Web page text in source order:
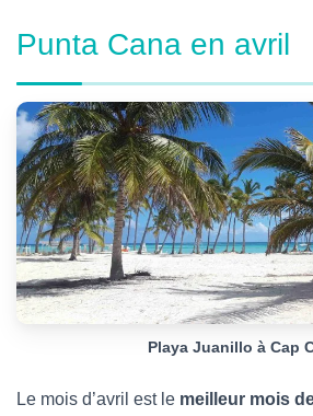
Punta Cana en avril
Playa Juanillo à Cap
Le mois d’avril est le meilleur mois